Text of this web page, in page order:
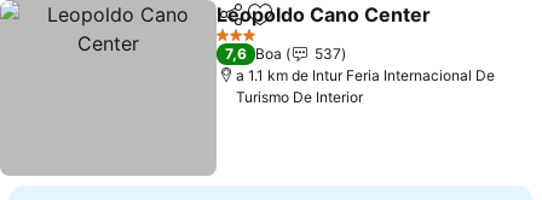
PartilharAdicionar aos favoritos
Leopoldo Cano Center
3 Estrelas
7,6 Boa
537
a 1.1 km de Intur Feria Internacional De
Turismo De Interior